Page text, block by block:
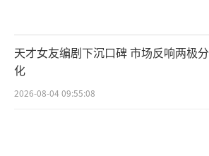
天才女友编剧下沉口碑 市场反响两极分
化
2026-08-04 09:55:08